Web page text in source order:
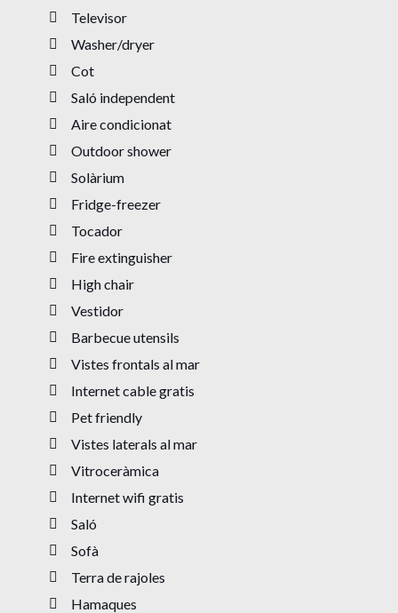
Televisor
Washer/dryer
Cot
Saló independent
Aire condicionat
Outdoor shower
Solàrium
Fridge-freezer
Tocador
Fire extinguisher
High chair
Vestidor
Barbecue utensils
Vistes frontals al mar
Internet cable gratis
Pet friendly
Vistes laterals al mar
Vitroceràmica
Internet wifi gratis
Saló
Sofà
Terra de rajoles
Hamaques